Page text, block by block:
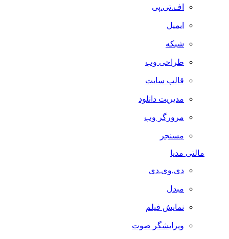
اف.تی.پی
ایمیل
شبکه
طراحی وب
قالب سایت
مدیریت دانلود
مرورگر وب
مسنجر
مالتی مدیا
دی.وی.دی
مبدل
نمایش فیلم
ویرایشگر صوت